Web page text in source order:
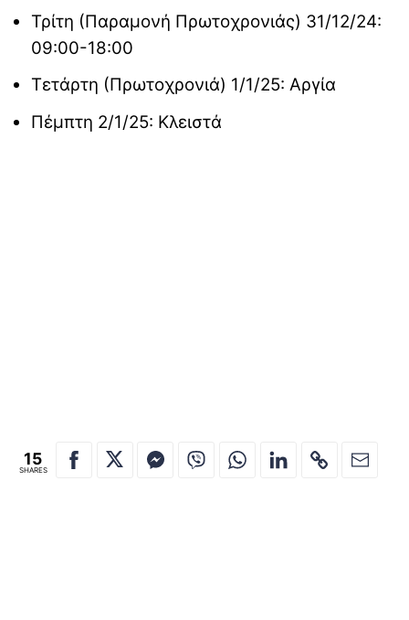
Τρίτη (Παραμονή Πρωτοχρονιάς) 31/12/24:
09:00-18:00
Τετάρτη (Πρωτοχρονιά) 1/1/25: Αργία
Πέμπτη 2/1/25: Κλειστά
15
SHARES